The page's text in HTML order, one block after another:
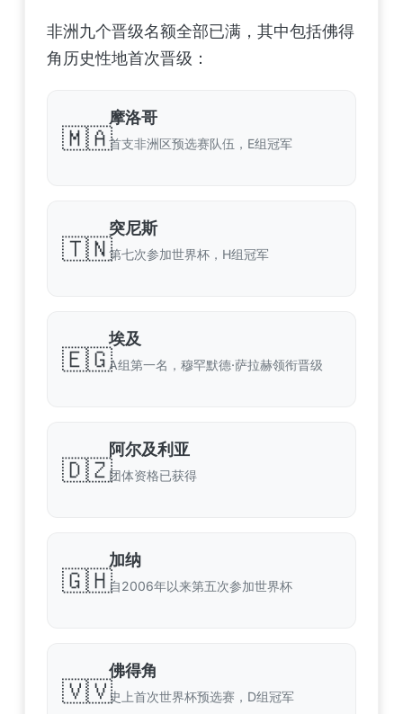
非洲九个晋级名额全部已满，其中包括佛得
角历史性地首次晋级：
🇲🇦
摩洛哥
首支非洲区预选赛队伍，E组冠军
🇹🇳
突尼斯
第七次参加世界杯，H组冠军
🇪🇬
埃及
A组第一名，穆罕默德·萨拉赫领衔晋级
🇩🇿
阿尔及利亚
团体资格已获得
🇬🇭
加纳
自2006年以来第五次参加世界杯
🇻🇻
佛得角
史上首次世界杯预选赛，D组冠军